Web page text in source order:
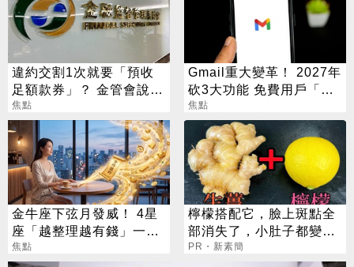
違約交割1次就要「預收
足額款券」？ 金管會說話
了
焦點
Gmail重大變革！ 2027年
砍3大功能 免費用戶「這
好康」不能用了
焦點
金牛座下弦月發威！ 4星
座「越整理越有錢」一路
旺運到10月
焦點
檸檬搭配它，臉上斑點全
部消失了，小肚子都變平
坦了
PR・新素簡